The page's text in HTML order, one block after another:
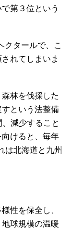
第３位という
クタールで、こ
れてしまいま
林を伐採した
という法整備
減少すること
けると、毎年
は北海道と九州
性を保全し、
球規模の温暖